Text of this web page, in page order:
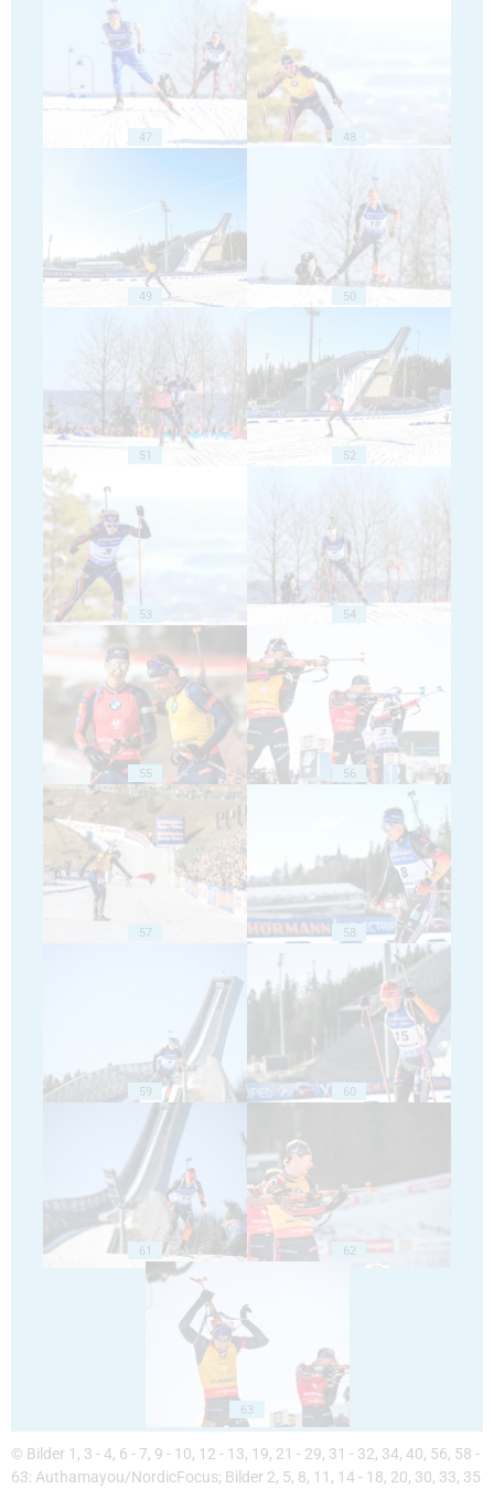
47 48
49 50
51 52
53 54
55 56
57 58
59 60
61 62
63
© Bilder 1, 3 - 4, 6 - 7, 9 - 10, 12 - 13, 19, 21 - 29, 31 - 32, 34, 40, 56, 58 -
63: Authamayou/NordicFocus; Bilder 2, 5, 8, 11, 14 - 18, 20, 30, 33, 35